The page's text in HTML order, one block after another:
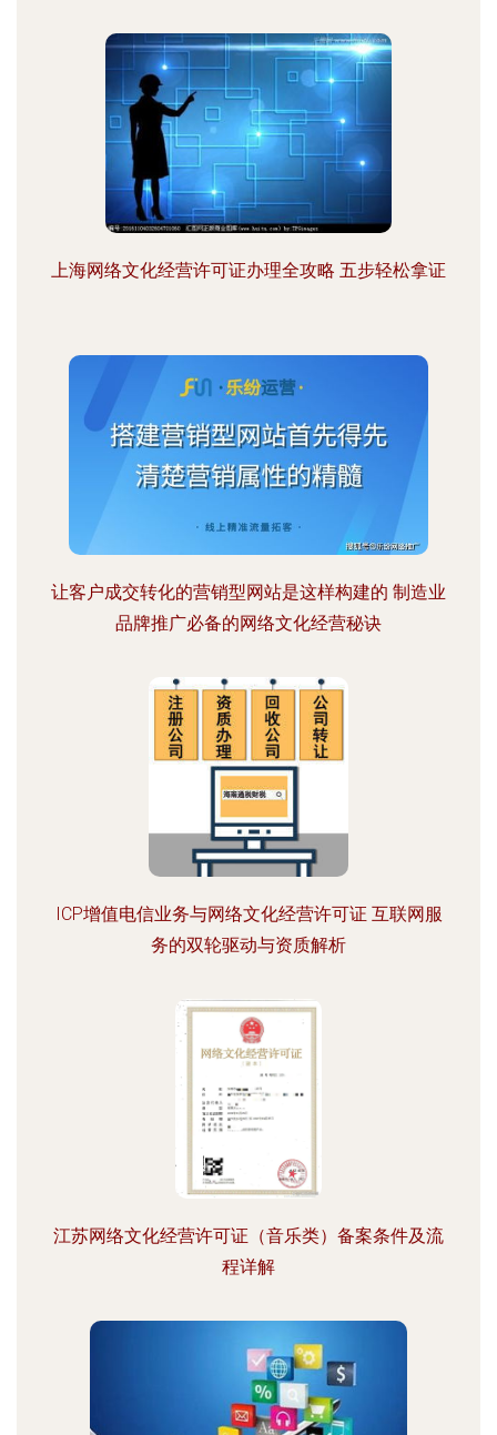
上海网络文化经营许可证办理全攻略 五步轻松拿证
让客户成交转化的营销型网站是这样构建的 制造业
品牌推广必备的网络文化经营秘诀
ICP增值电信业务与网络文化经营许可证 互联网服
务的双轮驱动与资质解析
江苏网络文化经营许可证（音乐类）备案条件及流
程详解